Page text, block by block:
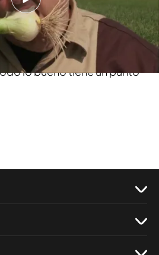
como el condimento en un
ayuda a saborearla un
lo bueno tiene un punto